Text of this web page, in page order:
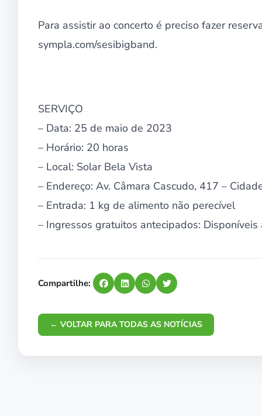
Para assistir ao concerto é preciso fazer
sympla.com/sesibigband.
SERVIÇO
– Data: 25 de maio de 2023
– Horário: 20 horas
– Local: Solar Bela Vista
– Endereço: Av. Câmara Cascudo, 417 –
– Entrada: 1 kg de alimento não perecível
– Ingressos gratuitos antecipados:
Compartilhe:
← VOLTAR PARA TODAS AS NOTÍCIAS